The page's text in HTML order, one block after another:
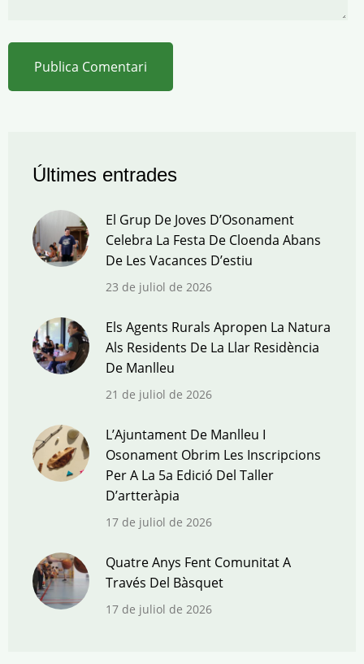
Últimes entrades
El Grup De Joves D’Osonament
Celebra La Festa De Cloenda Abans
De Les Vacances D’estiu
23 de juliol de 2026
Els Agents Rurals Apropen La Natura
Als Residents De La Llar Residència
De Manlleu
21 de juliol de 2026
L’Ajuntament De Manlleu I
Osonament Obrim Les Inscripcions
Per A La 5a Edició Del Taller
D’artteràpia
17 de juliol de 2026
Quatre Anys Fent Comunitat A
Través Del Bàsquet
17 de juliol de 2026